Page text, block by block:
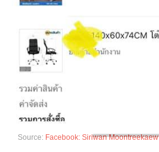
Source: Facebook: Siriwan Moontreekaew